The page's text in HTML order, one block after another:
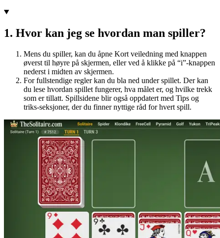
1. Hvor kan jeg se hvordan man spiller?
Mens du spiller, kan du åpne Kort veiledning med knappen
øverst til høyre på skjermen, eller ved å klikke på “i”-knappen
nederst i midten av skjermen.
For fullstendige regler kan du bla ned under spillet. Der kan
du lese hvordan spillet fungerer, hva målet er, og hvilke trekk
som er tillatt. Spillsidene blir også oppdatert med Tips og
triks-seksjoner, der du finner nyttige råd for hvert spill.